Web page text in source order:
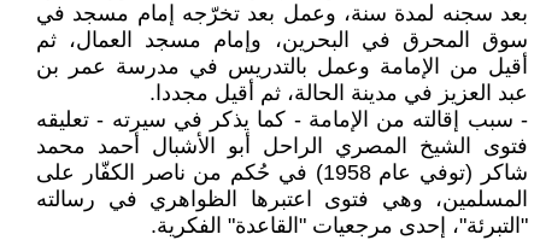
بعد سجنه لمدة سنة، وعمل بعد تخرّجه إمام مسجد في
سوق المحرق في البحرين، وإمام مسجد العمال، ثم
أقيل من الإمامة وعمل بالتدريس في مدرسة عمر بن
عبد العزيز في مدينة الحالة، ثم أقيل مجددا.
- سبب إقالته من الإمامة - كما يذكر في سيرته - تعليقه
فتوى الشيخ المصري الراحل أبو الأشبال أحمد محمد
شاكر (توفي عام 1958) في حُكم من ناصر الكفّار على
المسلمين، وهي فتوى اعتبرها الظواهري في رسالته
"التبرئة"، إحدى مرجعيات "القاعدة" الفكرية.